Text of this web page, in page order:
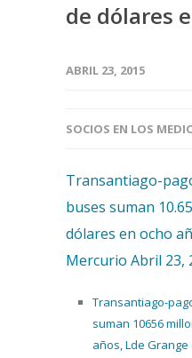
de dólares
ABRIL 23, 2015
SOCIOS EN LOS
Transantiago-
buses suman
dólares en ocho
Mercurio Abril 23,
Transantiago-
suman 10656
años, Lde Grange